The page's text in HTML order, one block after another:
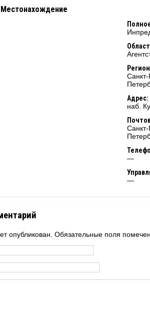
Местонахождение
Санкт-
Адрес:
наб.
Санкт-
—
—
опубликован. Обязательные поля